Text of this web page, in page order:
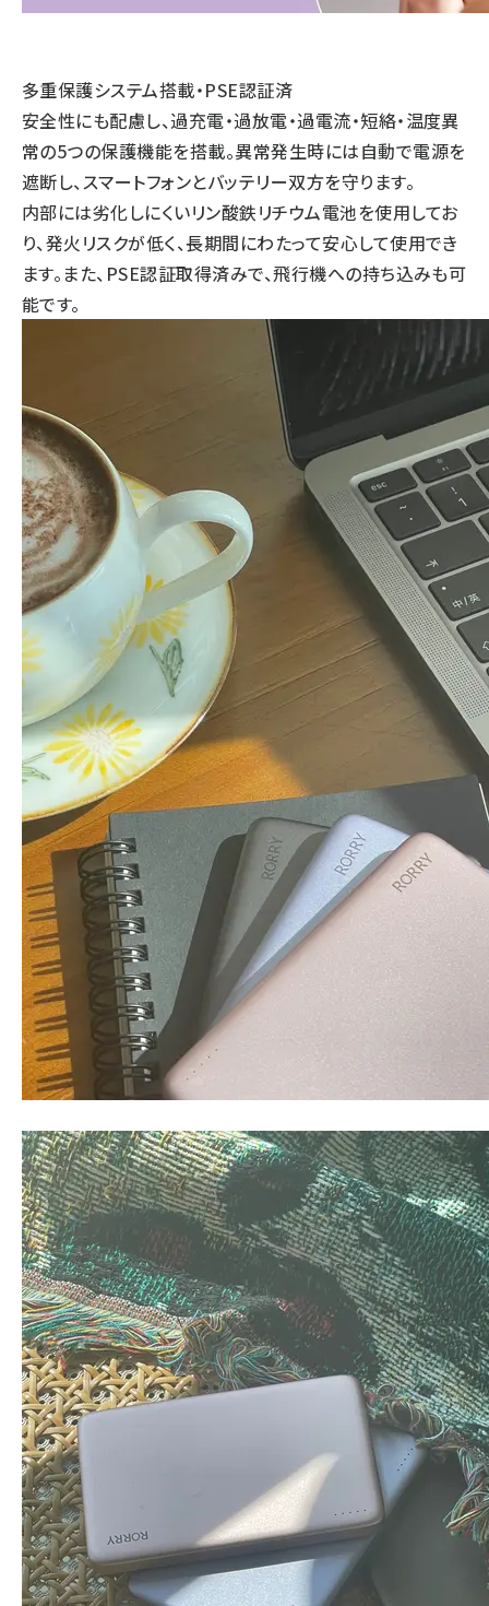
多重保護システム搭載・PSE認証済
安全性にも配慮し、過充電・過放電・過電流・短絡・温度異
常の5つの保護機能を搭載。異常発生時には自動で電源を
遮断し、スマートフォンとバッテリー双方を守ります。
内部には劣化しにくいリン酸鉄リチウム電池を使用してお
り、発火リスクが低く、長期間にわたって安心して使用でき
ます。また、PSE認証取得済みで、飛行機への持ち込みも可
能です。